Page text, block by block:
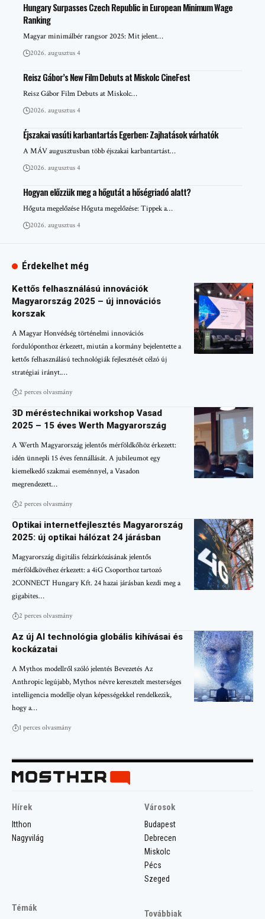
Hungary Surpasses Czech Republic in European Minimum Wage
Ranking
Magyar minimálbér rangsor 2025: Mit jelent…
2026. augusztus 4
Reisz Gábor’s New Film Debuts at Miskolc CineFest
Reisz Gábor Film Debuts at Miskolc…
2026. augusztus 4
Éjszakai vasúti karbantartás Egerben: Zajhatások várhatók
A MÁV augusztusban több éjszakai karbantartást…
2026. augusztus 4
Hogyan előzzük meg a hőgutát a hőségriadó alatt?
Hőguta megelőzése Hőguta megelőzése: Tippek a…
2026. augusztus 4
Érdekelhet még
Kettős felhasználású innovációk
Magyarország 2025 – új innovációs
korszak
A Magyar Honvédség történelmi innovációs
fordulóponthoz érkezett, miután a kormány bejelentette a
kettős felhasználású technológiák fejlesztését célzó új
stratégiai irányt.…
2 perces olvasmány
3D méréstechnikai workshop Vasad
2025 – 15 éves Werth Magyarország
A Werth Magyarország jelentős mérföldkőhöz érkezett:
idén ünnepli 15 éves fennállását. A jubileumot egy
kiemelkedő szakmai eseménnyel, a Vasadon
megrendezett…
2 perces olvasmány
Optikai internetfejlesztés Magyarország
2025: új optikai hálózat 24 járásban
Magyarország digitális felzárkózásának jelentős
mérföldkövéhez érkezett: a 4iG Csoporthoz tartozó
2CONNECT Hungary Kft. 24 hazai járásban kezdi meg a
gigabites…
2 perces olvasmány
Az új AI technológia globális kihívásai és
kockázatai
A Mythos modellről szóló jelentés Bevezetés Az
Anthropic legújabb, Mythos névre keresztelt mesterséges
intelligencia modellje olyan képességekkel rendelkezik,
hogy a…
1 perces olvasmány
Hírek
Itthon
Nagyvilág
Városok
Budapest
Debrecen
Miskolc
Pécs
Szeged
Témák
Továbbiak